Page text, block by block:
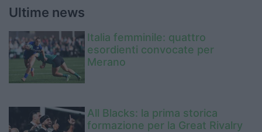
Ultime news
Italia femminile: quattro
esordienti convocate per
Merano
All Blacks: la prima storica
formazione per la Great Rivalry